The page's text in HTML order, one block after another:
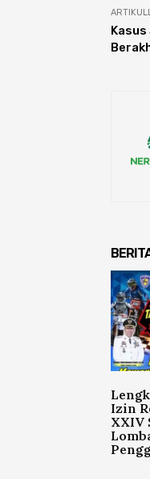
Izin
XXIV